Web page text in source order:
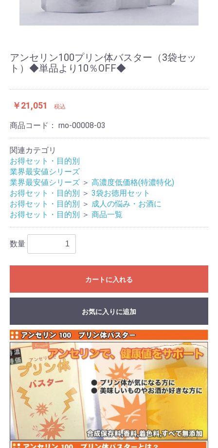
アンセリン100プリン体バスター（3袋セッ
ト）◆単品より10％OFF◆
￥21,051 税込
商品コード： rno-00008-03
関連カテゴリ
お得セット・目的別
業界最安値シリーズ
業界最安値シリーズ ＞ 高濃度低価格(特濃特化)
お得セット・目的別 ＞ 3袋お徳用セット
お得セット・目的別 ＞ 成人の悩み・お酒に
お得セット・目的別 ＞ 商品一覧
数量
カートに入れる
お気に入りに追加